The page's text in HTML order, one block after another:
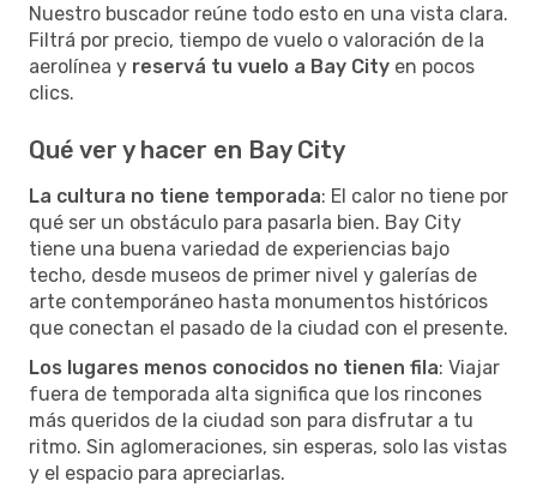
Nuestro buscador reúne todo esto en una vista clara.
Filtrá por precio, tiempo de vuelo o valoración de la
aerolínea y reservá tu vuelo a Bay City en pocos
clics.
Qué ver y hacer en Bay City
La cultura no tiene temporada: El calor no tiene por
qué ser un obstáculo para pasarla bien. Bay City
tiene una buena variedad de experiencias bajo
techo, desde museos de primer nivel y galerías de
arte contemporáneo hasta monumentos históricos
que conectan el pasado de la ciudad con el presente.
Los lugares menos conocidos no tienen fila: Viajar
fuera de temporada alta significa que los rincones
más queridos de la ciudad son para disfrutar a tu
ritmo. Sin aglomeraciones, sin esperas, solo las vistas
y el espacio para apreciarlas.